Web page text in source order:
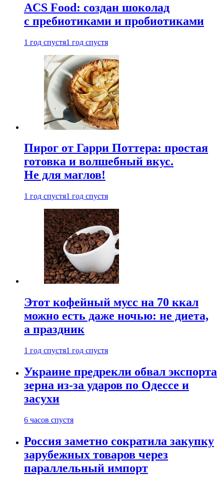
ACS Food: создан шоколад
с пребиотиками и пробиотиками
1 год спустя1 год спустя
Пирог от Гарри Поттера: простая
готовка и волшебный вкус.
Не для маглов!
1 год спустя1 год спустя
Этот кофейный мусс на 70 ккал
можно есть даже ночью: не диета,
а праздник
1 год спустя1 год спустя
Украине предрекли обвал экспорта
зерна из-за ударов по Одессе и
засухи
6 часов спустя
Россия заметно сократила закупку
зарубежных товаров через
параллельный импорт